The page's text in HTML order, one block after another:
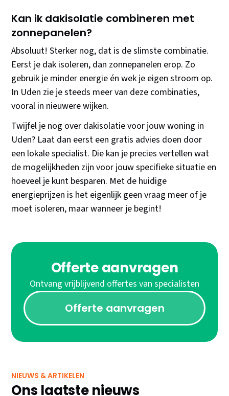
Kan ik dakisolatie combineren met
zonnepanelen?
Absoluut! Sterker nog, dat is de slimste combinatie.
Eerst je dak isoleren, dan zonnepanelen erop. Zo
gebruik je minder energie én wek je eigen stroom op.
In Uden zie je steeds meer van deze combinaties,
vooral in nieuwere wijken.
Twijfel je nog over dakisolatie voor jouw woning in
Uden? Laat dan eerst een gratis advies doen door
een lokale specialist. Die kan je precies vertellen wat
de mogelijkheden zijn voor jouw specifieke situatie en
hoeveel je kunt besparen. Met de huidige
energieprijzen is het eigenlijk geen vraag meer of je
moet isoleren, maar wanneer je begint!
Offerte aanvragen
Ontvang vrijblijvend offertes van specialisten
Offerte aanvragen
NIEUWS & ARTIKELEN
Ons laatste nieuws